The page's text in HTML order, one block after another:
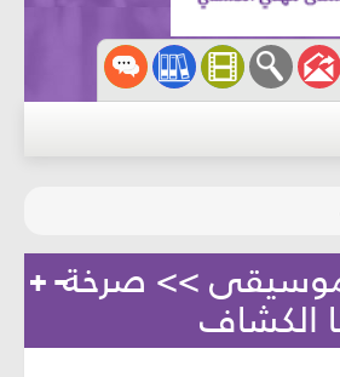
>> صرخة
الكشاف